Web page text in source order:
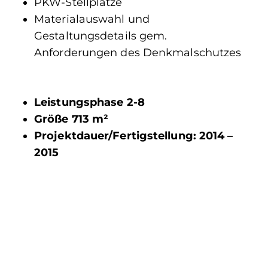
Materialauswahl und
Gestaltungsdetails gem.
Anforderungen des Denkmalschutzes
Leistungsphase 2-8
Größe 713 m²
Projektdauer/Fertigstellung: 2014 –
2015